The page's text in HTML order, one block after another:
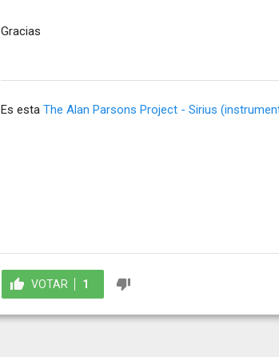
Gracias
Es esta The Alan Parsons Project - Sirius
VOTAR 1